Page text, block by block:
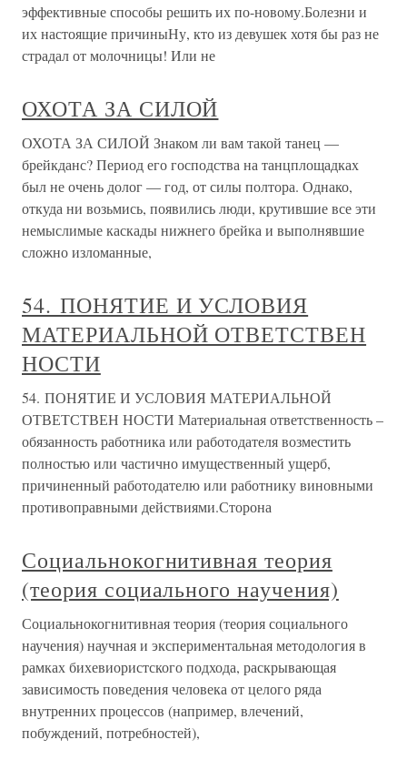
эффективные способы решить их по-новому.Болезни и
их настоящие причиныНу, кто из девушек хотя бы раз не
страдал от молочницы! Или не
ОХОТА ЗА СИЛОЙ
ОХОТА ЗА СИЛОЙ Знаком ли вам такой танец —
брейкданс? Период его господства на танцплощадках
был не очень долог — год, от силы полтора. Однако,
откуда ни возьмись, появились люди, крутившие все эти
немыслимые каскады нижнего брейка и выполнявшие
сложно изломанные,
54. ПОНЯТИЕ И УСЛОВИЯ
МАТЕРИАЛЬНОЙ ОТВЕТСТВЕН
НОСТИ
54. ПОНЯТИЕ И УСЛОВИЯ МАТЕРИАЛЬНОЙ
ОТВЕТСТВЕН НОСТИ Материальная ответственность –
обязанность работника или работодателя возместить
полностью или частично имущественный ущерб,
причиненный работодателю или работнику виновными
противоправными действиями.Сторона
Социальнокогнитивная теория
(теория социального научения)
Социальнокогнитивная теория (теория социального
научения) научная и экспериментальная методология в
рамках бихевиористского подхода, раскрывающая
зависимость поведения человека от целого ряда
внутренних процессов (например, влечений,
побуждений, потребностей),